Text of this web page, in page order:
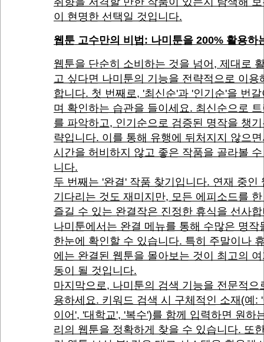
이 현명한 선택일 것입니다.
웹툰 고수만의 비법: 나미툰을 200% 활용하
웹툰을 단순히 소비하는 것을 넘어, 제대로
고 싶다면 나미툰의 기능을 전략적으로 이용
합니다. 첫 번째로, '최신순'과 '인기순'을 번
며 확인하는 습관을 들이세요. 최신순으로
를 파악하고, 인기순으로 검증된 명작을 챙
략입니다. 이를 통해 유행에 뒤처지지 않으
시간을 허비하지 않고 좋은 작품을 골라볼
니다.
두 번째는 '완결' 작품 찾기입니다. 연재 중인
기다리는 것도 재미지만, 모든 에피소드를
즐길 수 있는 완결작은 진정한 휴식을 선사
나미툰에서는 완결 메뉴를 통해 수많은 명작
한눈에 확인할 수 있습니다. 특히 주말이나
에는 완결된 웹툰을 몰아보는 것이 최고의
동이 될 것입니다.
마지막으로, 나미툰의 검색 기능을 전문적으
용하세요. 키워드 검색 시 구체적인 소재(예:
이어', '대학교', '복수')를 함께 입력하면 원하
리의 웹툰을 정확하게 찾을 수 있습니다. 또